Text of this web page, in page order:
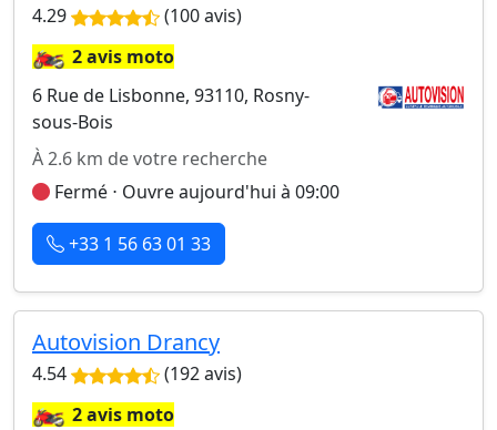
4.29 (100 avis)
🏍️2 avis moto
6 Rue de Lisbonne, 93110, Rosny-
sous-Bois
À 2.6 km de votre recherche
Fermé ⋅ Ouvre aujourd'hui à 09:00
+33 1 56 63 01 33
Autovision Drancy
4.54 (192 avis)
🏍️2 avis moto